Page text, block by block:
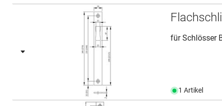
für Schlösser
1 Artikel